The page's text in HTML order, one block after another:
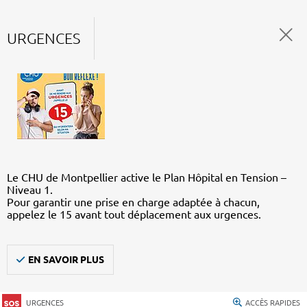
URGENCES
Le CHU de Montpellier active le Plan Hôpital en Tension –
Niveau 1.
Pour garantir une prise en charge adaptée à chacun,
appelez le 15 avant tout déplacement aux urgences.
EN SAVOIR PLUS
URGENCES ACCÈS RAPIDES